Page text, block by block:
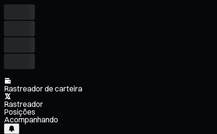
Rastreador de carteira
Rastreador
Posições
Acompanhando